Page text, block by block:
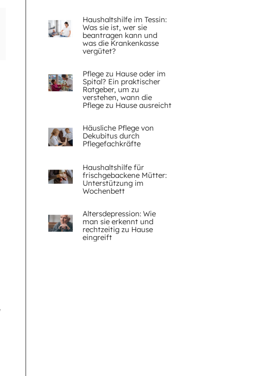
Haushaltshilfe im Tessin:
Was sie ist, wer sie
beantragen kann und
was die Krankenkasse
vergütet?
Pflege zu Hause oder im
Spital? Ein praktischer
Ratgeber, um zu
verstehen, wann die
Pflege zu Hause ausreicht
Häusliche Pflege von
Dekubitus durch
Pflegefachkräfte
Haushaltshilfe für
frischgebackene Mütter:
Unterstützung im
Wochenbett
Altersdepression: Wie
man sie erkennt und
rechtzeitig zu Hause
eingreift